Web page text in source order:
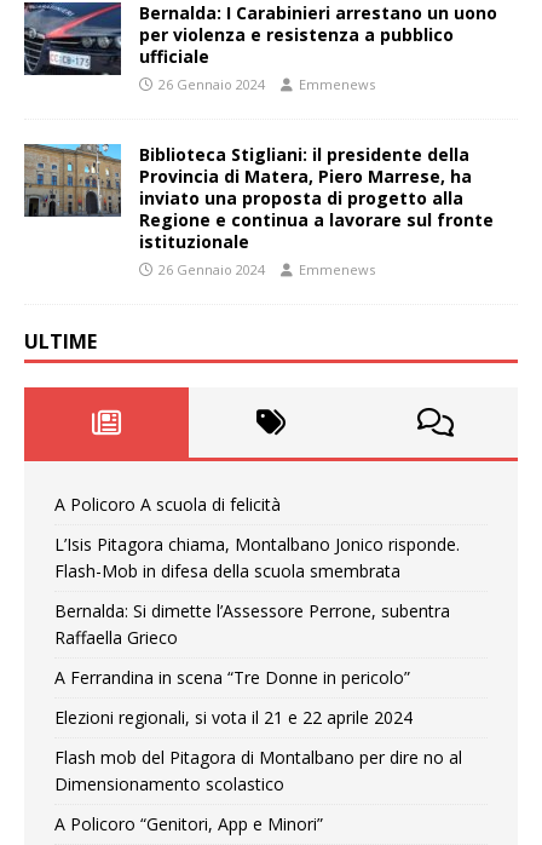
Bernalda: I Carabinieri arrestano un uono
per violenza e resistenza a pubblico
ufficiale
26 Gennaio 2024 Emmenews
Biblioteca Stigliani: il presidente della
Provincia di Matera, Piero Marrese, ha
inviato una proposta di progetto alla
Regione e continua a lavorare sul fronte
istituzionale
26 Gennaio 2024 Emmenews
ULTIME
A Policoro A scuola di felicità
L’Isis Pitagora chiama, Montalbano Jonico risponde.
Flash-Mob in difesa della scuola smembrata
Bernalda: Si dimette l’Assessore Perrone, subentra
Raffaella Grieco
A Ferrandina in scena “Tre Donne in pericolo”
Elezioni regionali, si vota il 21 e 22 aprile 2024
Flash mob del Pitagora di Montalbano per dire no al
Dimensionamento scolastico
A Policoro “Genitori, App e Minori”